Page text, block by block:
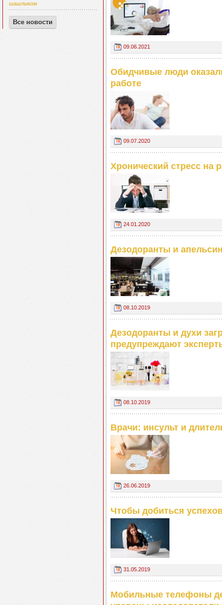
шашлыком
Все новости
09.06.2021
Обидчивые люди
работе
09.07.2020
Хронический стресс на
24.01.2020
Дезодоранты и
08.10.2019
Дезодоранты и духи
предупреждают
08.10.2019
Врачи: инсульт и
26.06.2019
Чтобы добиться
31.05.2019
Мобильные телефоны